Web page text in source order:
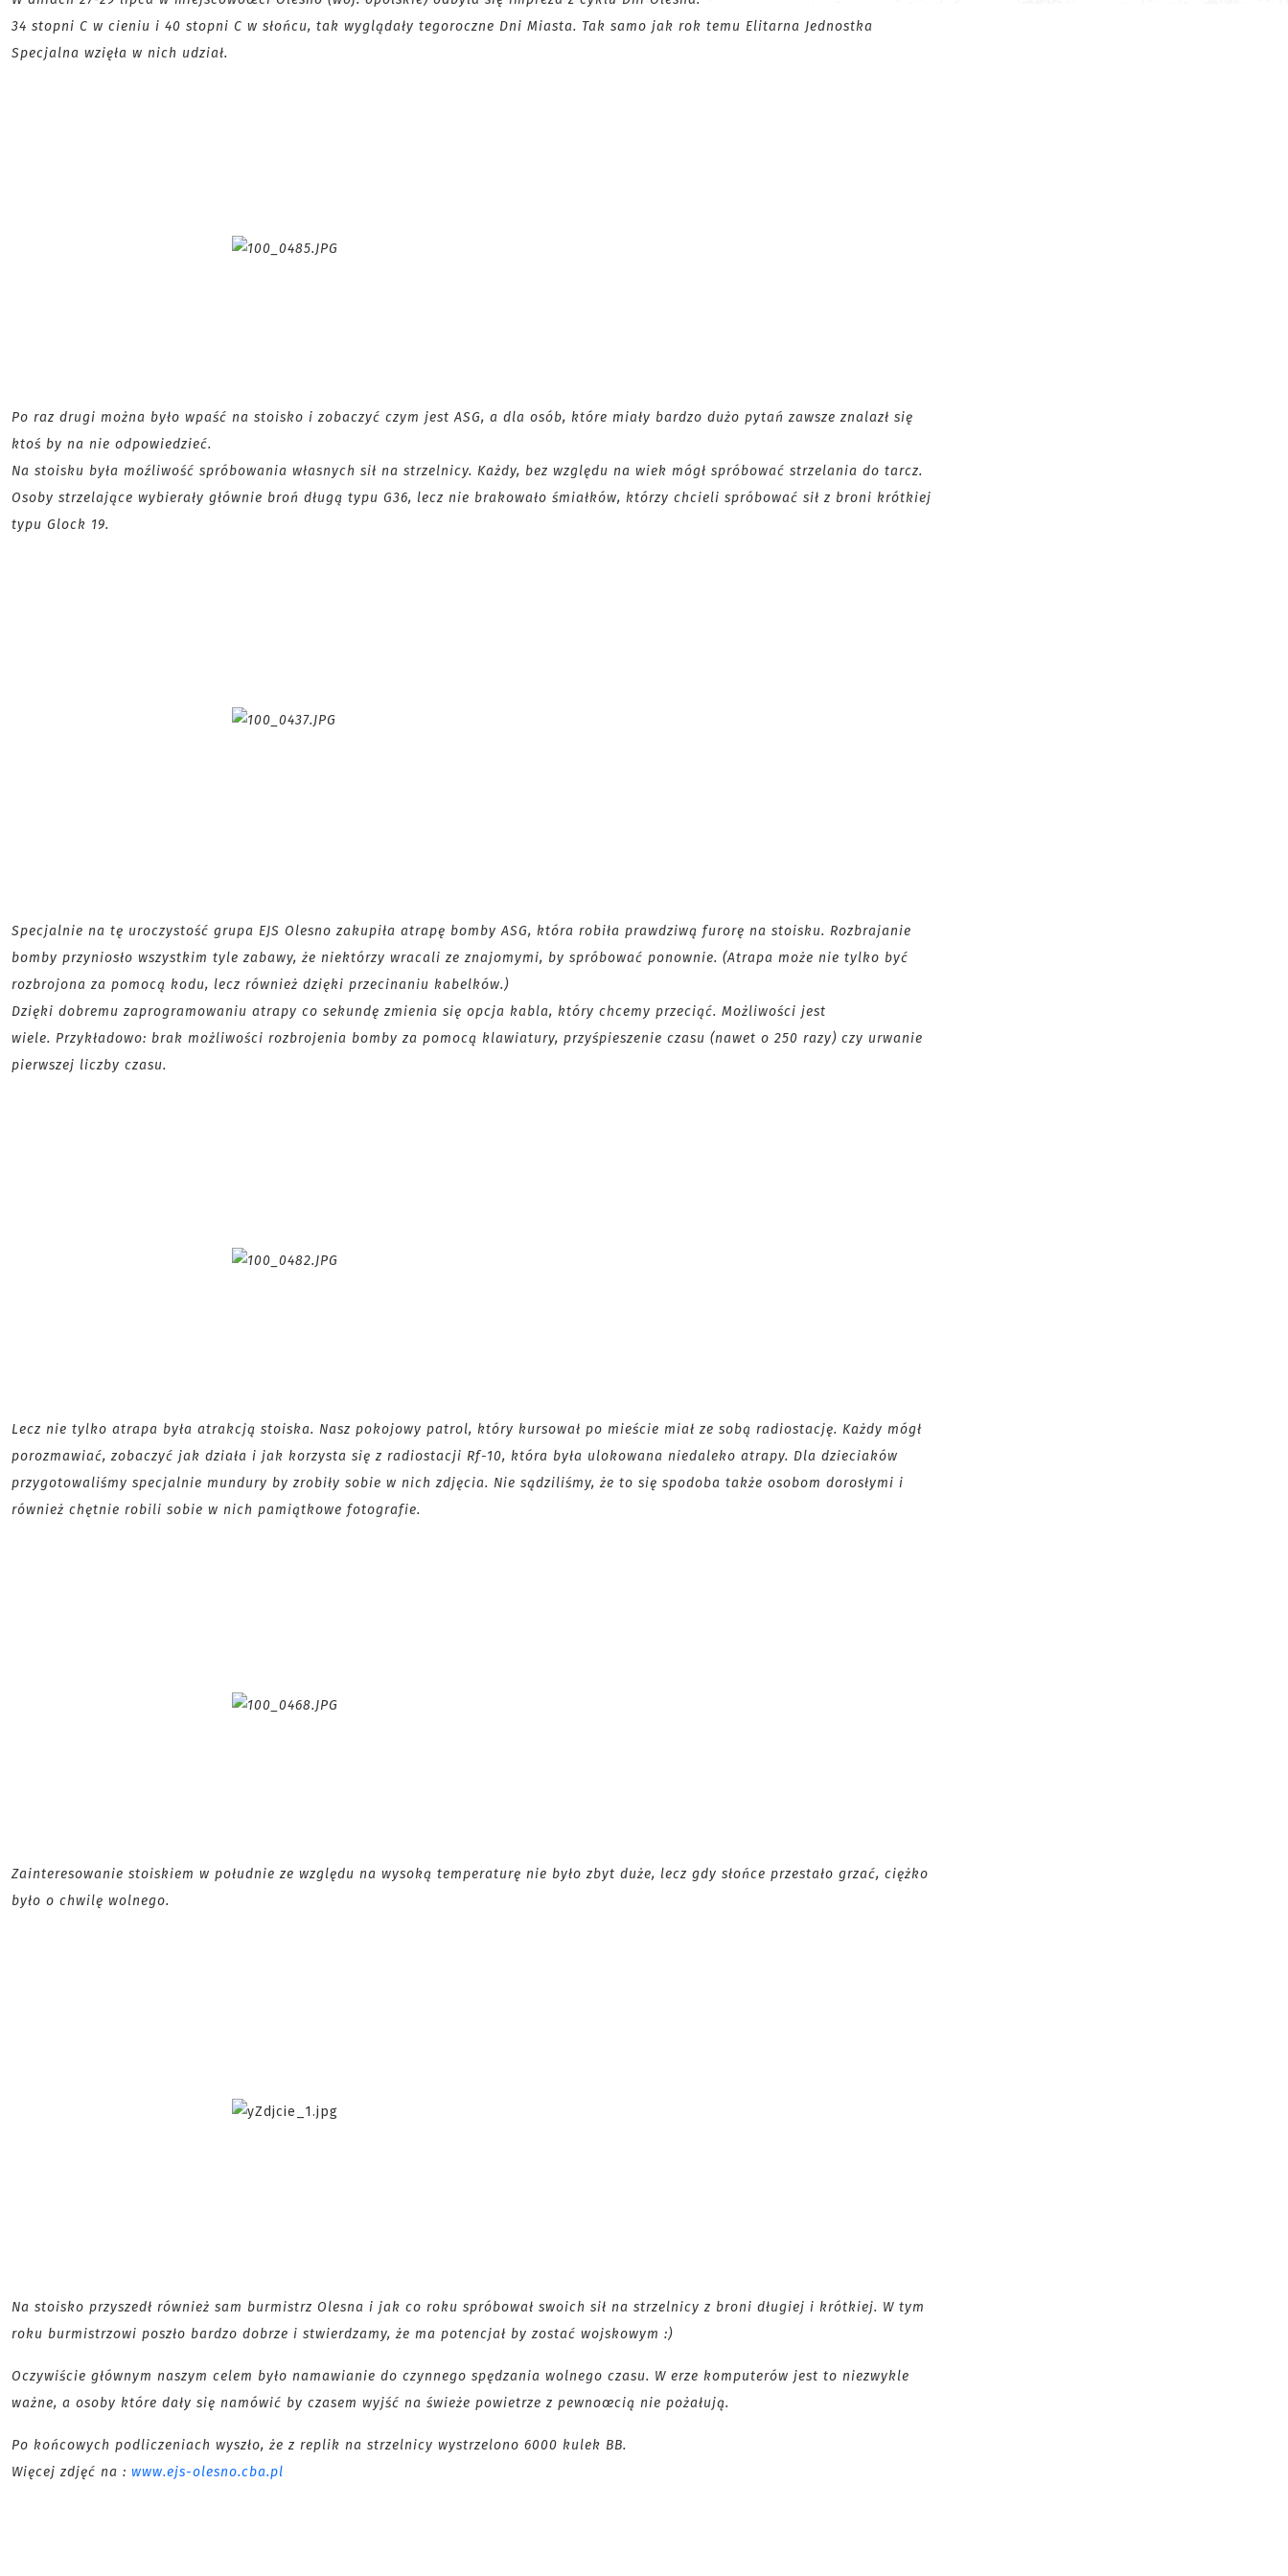
34 stopni C w cieniu i 40 stopni C w słońcu, tak wyglądały tegoroczne Dni Miasta. Tak samo jak rok temu Elitarna Jednostka
Specjalna wzięła w nich udział.
Po raz drugi można było wpaść na stoisko i zobaczyć czym jest ASG, a dla osób, które miały bardzo dużo pytańzawsze znalazł się
ktoś by na nie odpowiedzieć.
Na stoisku była moźliwość spróbowania własnych sił na strzelnicy. Każdy, bez względu na wiek mógł spróbować strzelania do tarcz.
Osoby strzelające wybierały głównie broń długą typu G36, lecz nie brakowało śmiałków, którzy chcieli spróbować sił z broni krótkiej
typu Glock 19.
Specjalnie na tę uroczystość grupa EJS Olesno zakupiła atrapę bomby ASG, która robiła prawdziwą furorę na stoisku. Rozbrajanie
bomby przyniosło wszystkim tyle zabawy, że niektórzy wracali ze znajomymi, by spróbować ponownie. (Atrapa może nie tylko być
rozbrojona za pomocą kodu, lecz również dzięki przecinaniu kabelków.)
Dzięki dobremu zaprogramowaniu atrapy co sekundę zmienia się opcja kabla, który chcemy przeciąć. Możliwości jest
wiele. Przykładowo: brak możliwości rozbrojenia bomby za pomocą klawiatury, przyśpieszenie czasu (nawet o 250 razy) czy urwanie
pierwszej liczby czasu.
Lecz nie tylko atrapa była atrakcją stoiska. Nasz pokojowy patrol, który kursował po mieście miał ze sobą radiostację. Każdy mógł
porozmawiać, zobaczyć jak działa i jak korzysta się z radiostacji Rf-10, która była ulokowana niedaleko atrapy. Dla dzieciaków
przygotowaliśmy specjalnie mundury by zrobiły sobie w nich zdjęcia. Nie sądziliśmy, że to się spodoba także osobom dorosłymi i
również chętnie robili sobie w nich pamiątkowe fotografie.
Zainteresowanie stoiskiem w południe ze względu na wysoką temperaturę nie było zbyt duże, lecz gdy słońce przestało grzać, ciężko
było o chwilę wolnego.
Na stoisko przyszedł również sam burmistrz Olesna i jak co roku spróbował swoich sił na strzelnicy z broni długiej i krótkiej. W tym
roku burmistrzowi poszło bardzo dobrze i stwierdzamy, że ma potencjał by zostać wojskowym :)
Oczywiście głównym naszym celem było namawianie do czynnego spędzania wolnego czasu. W erze komputerów jest to niezwykle
ważne, a osoby które dały się namówić by czasem wyjść na świeże powietrze z pewnoœcią nie pożałują.
Po końcowych podliczeniach wyszło, że z replik na strzelnicy wystrzelono 6000 kulek BB.
Więcej zdjęć na : www.ejs-olesno.cba.pl